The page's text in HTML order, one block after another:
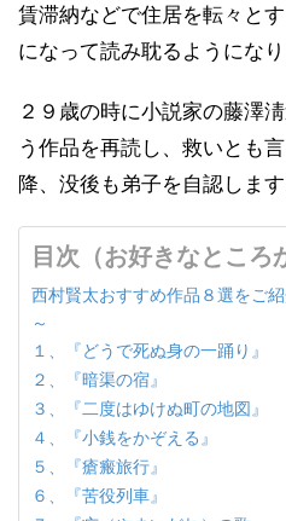
賃滞納などで住居を転々と
になって読み耽るようになり
２９歳の時に小説家の藤澤
う作品を再読し、救いとも
降、没後も弟子を自認します
目次（お好きなところ
西村賢太おすすめ作品８選をご
～
１、『どうで死ぬ身の一踊り』
２、『暗渠の宿』
３、『二度はゆけぬ町の地図』
４、『小銭をかぞえる』
５、『瘡瘢旅行』
６、『苦役列車』